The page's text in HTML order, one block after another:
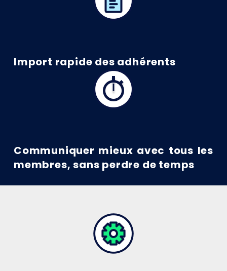
Import rapide des adhérents
Communiquer mieux avec tous les
membres, sans perdre de temps